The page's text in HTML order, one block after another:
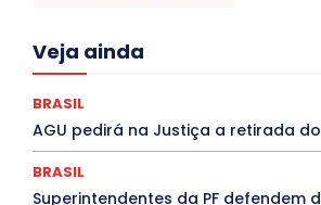
Veja ainda
Acre
Congressuanas & Esplanadumas
Covid-19
Crônica Política
Cultura e Tal
DANÇA
DESTAQUE BRASIL
DESTAQUE DF
DESTAQUES OUTROS
DISTRITO
BRASIL
AGU pedirá na Justiça a retirada
BRASIL
Superintendentes da PF defendem